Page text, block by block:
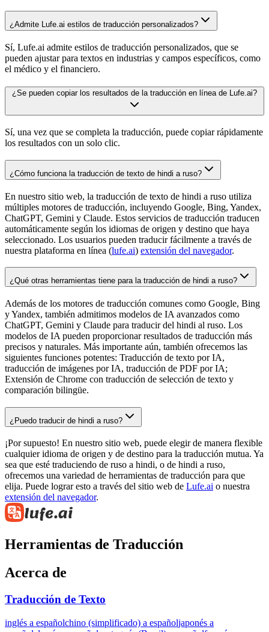
¿Admite Lufe.ai estilos de traducción personalizados?
Sí, Lufe.ai admite estilos de traducción personalizados, que se
pueden ajustar para textos en industrias y campos específicos, como
el médico y el financiero.
¿Se pueden copiar los resultados de la traducción en línea de Lufe.ai?
Sí, una vez que se completa la traducción, puede copiar rápidamente
los resultados con un solo clic.
¿Cómo funciona la traducción de texto de hindi a ruso?
En nuestro sitio web, la traducción de texto de hindi a ruso utiliza
múltiples motores de traducción, incluyendo Google, Bing, Yandex,
ChatGPT, Gemini y Claude. Estos servicios de traducción traducen
automáticamente según los idiomas de origen y destino que haya
seleccionado. Los usuarios pueden traducir fácilmente a través de
nuestra plataforma en línea (lufe.ai) extensión del navegador.
¿Qué otras herramientas tiene para la traducción de hindi a ruso?
Además de los motores de traducción comunes como Google, Bing
y Yandex, también admitimos modelos de IA avanzados como
ChatGPT, Gemini y Claude para traducir del hindi al ruso. Los
modelos de IA pueden proporcionar resultados de traducción más
precisos y naturales. Más importante aún, también ofrecemos las
siguientes funciones potentes: Traducción de texto por IA,
traducción de imágenes por IA, traducción de PDF por IA;
Extensión de Chrome con traducción de selección de texto y
comparación bilingüe.
¿Puedo traducir de hindi a ruso?
¡Por supuesto! En nuestro sitio web, puede elegir de manera flexible
cualquier idioma de origen y de destino para la traducción mutua. Ya
sea que esté traduciendo de ruso a hindi, o de hindi a ruso,
ofrecemos una variedad de herramientas de traducción para que
elija. Puede lograr esto a través del sitio web de Lufe.ai o nuestra
extensión del navegador.
Herramientas de Traducción
Acerca de
Traducción de Texto
inglés a españolchino (simplificado) a españoljaponés a